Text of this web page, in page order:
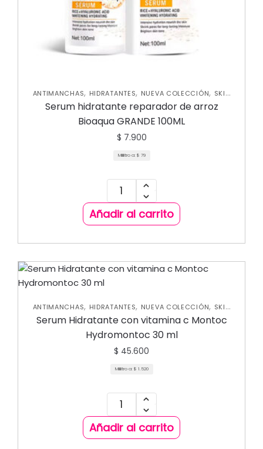
ANTIMANCHAS, HIDRATANTES, NUEVA COLECCIÓN, SKIN
CARE FACIAL
Serum hidratante reparador de arroz
Bioaqua GRANDE 100ML
$ 7.900
Mililitro a: $ 79
Añadir al carrito
ANTIMANCHAS, HIDRATANTES, NUEVA COLECCIÓN, SKIN
CARE FACIAL
Serum Hidratante con vitamina c Montoc
Hydromontoc 30 ml
$ 45.600
Mililitro a: $ 1.520
Añadir al carrito